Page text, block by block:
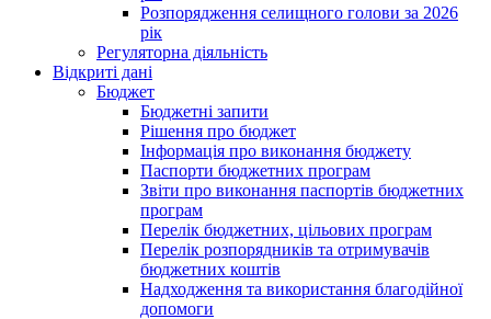
Розпорядження селищного голови за 2026
рік
Регуляторна діяльність
Відкриті дані
Бюджет
Бюджетні запити
Рішення про бюджет
Інформація про виконання бюджету
Паспорти бюджетних програм
Звіти про виконання паспортів бюджетних
програм
Перелік бюджетних, цільових програм
Перелік розпорядників та отримувачів
бюджетних коштів
Надходження та використання благодійної
допомоги